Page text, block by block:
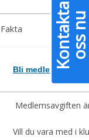
Bli medlem
Medlemsavgiften
Vill du vara med i
K
o
n
t
a
k
a
o
s
s
n